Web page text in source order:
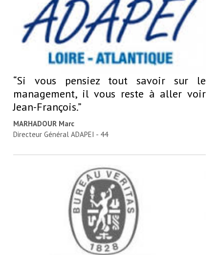
“Si vous pensiez tout savoir sur le
management, il vous reste à aller voir
Jean-François.”
MARHADOUR Marc
Directeur Général ADAPEI - 44